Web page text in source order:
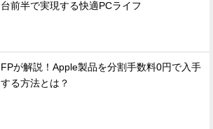
台前半で実現する快適PCライフ
FPが解説！Apple製品を分割手数料0円で入手
する方法とは？